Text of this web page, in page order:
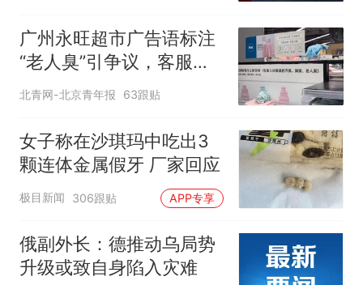
广州永旺超市广告语标注
“老人臭”引争议，客服回
应
北青网-北京青年报 63跟贴
女子称在沙琪玛中吃出3
颗连体金属假牙 厂家回应
极目新闻 306跟贴 APP专享
俄副外长：德推动乌局势
升级或致自身陷入灾难